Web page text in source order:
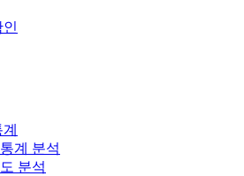
계 분석
분석